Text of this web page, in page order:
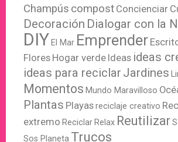
Champús compost Concienciar
Decoración Dialogar con la
DIY El Mar Emprender
Flores Hogar verde Ideas ideas
ideas para reciclar Jardines
Momentos Mundo Maravilloso
Plantas Playasreciclaje creativo
extremo Reciclar Relax Reutilizar
Sos Planeta Trucos